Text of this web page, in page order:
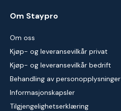
Om Staypro
Om oss
Kjøp- og leveransevilkår privat
Kjøp- og leveransevilkår bedrift
Behandling av personopplysninger
Informasjonskapsler
Tilgjengelighetserklæring